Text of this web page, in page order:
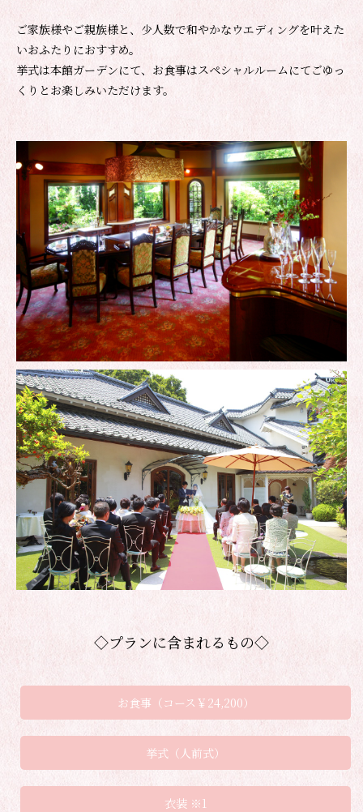
ご家族様やご親族様と、少人数で和やかなウエディングを叶えた
いおふたりにおすすめ。
挙式は本館ガーデンにて、お食事はスペシャルルームにてごゆっ
くりとお楽しみいただけます。
◇プランに含まれるもの◇
お食事（コース￥24,200）
挙式（人前式）
衣装 ※1